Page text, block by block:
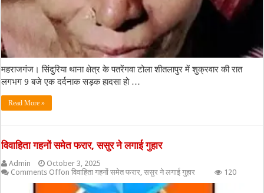
महराजगंज। सिंदुरिया थाना क्षेत्र के पतरेंगवा टोला शीतलापुर में शुक्रवार की रात
लगभग 9 बजे एक दर्दनाक सड़क हादसा हो …
Read More »
विवाहिता गहनों समेत फरार, ससुर ने लगाई गुहार
Admin
October 3, 2025
Comments Offon विवाहिता गहनों समेत फरार, ससुर ने लगाई गुहार 120